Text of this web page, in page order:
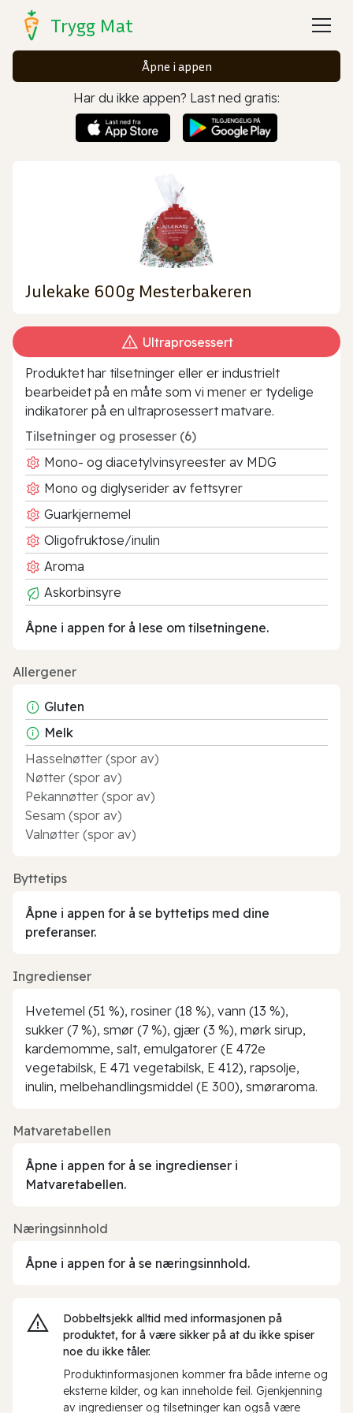
Trygg Mat
Åpne i appen
Har du ikke appen? Last ned gratis:
Julekake 600g Mesterbakeren
Ultraprosessert
Produktet har tilsetninger eller er industrielt
bearbeidet på en måte som vi mener er tydelige
indikatorer på en ultraprosessert matvare.
Tilsetninger og prosesser (6)
Mono- og diacetylvinsyreester av MDG
Mono og diglyserider av fettsyrer
Guarkjernemel
Oligofruktose/inulin
Aroma
Askorbinsyre
Åpne i appen for å lese om tilsetningene.
Allergener
Gluten
Melk
Hasselnøtter (spor av)
Nøtter (spor av)
Pekannøtter (spor av)
Sesam (spor av)
Valnøtter (spor av)
Byttetips
Åpne i appen for å se byttetips med dine
preferanser.
Ingredienser
Hvetemel (51 %), rosiner (18 %), vann (13 %),
sukker (7 %), smør (7 %), gjær (3 %), mørk sirup,
kardemomme, salt, emulgatorer (E 472e
vegetabilsk, E 471 vegetabilsk, E 412), rapsolje,
inulin, melbehandlingsmiddel (E 300), smøraroma.
Matvaretabellen
Åpne i appen for å se ingredienser i
Matvaretabellen.
Næringsinnhold
Åpne i appen for å se næringsinnhold.
Dobbeltsjekk alltid med informasjonen på
produktet, for å være sikker på at du ikke spiser
noe du ikke tåler.
Produktinformasjonen kommer fra både interne og
eksterne kilder, og kan inneholde feil. Gjenkjenning
av ingredienser og tilsetninger kan også være